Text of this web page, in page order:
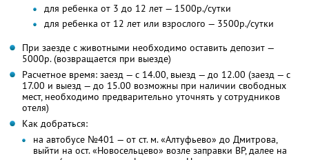
для ребенка от 3 до 12 лет — 1500р./сутки
для ребенка от 12 лет или взрослого — 3500р./сутки
При заезде с животными необходимо оставить депозит —
5000р. (возвращается при выезде)
Расчетное время: заезд — с 14.00, выезд — до 12.00 (заезд — с
17.00 и выезд — до 15.00 возможны при наличии свободных
мест, необходимо предварительно уточнять у сотрудников
отеля)
Как добраться:
на автобусе №401 — от ст. м. «Алтуфьево» до Дмитрова,
выйти на ост. «Новосельцево» возле заправки BP, далее на